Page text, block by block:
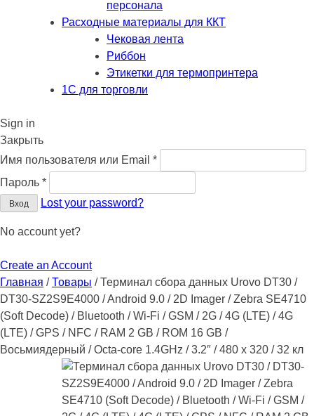
персонала
Расходные материалы для ККТ
Чековая лента
Риббон
Этикетки для термопринтера
1С для торговли
Sign in
Закрыть
Имя пользователя или Email *Обязательно
Пароль *Обязательно
Вход Lost your password?
No account yet?
Create an Account
Главная /Товары /Терминал сбора данных Urovo DT30 /
DT30-SZ2S9E4000 / Android 9.0 / 2D Imager / Zebra SE4710
(Soft Decode) / Bluetooth / Wi-Fi / GSM / 2G / 4G (LTE) / 4G
(LTE) / GPS / NFC / RAM 2 GB / ROM 16 GB /
Восьмиядерный / Octa-core 1.4GHz / 3.2″ / 480 x 320 / 32 кл